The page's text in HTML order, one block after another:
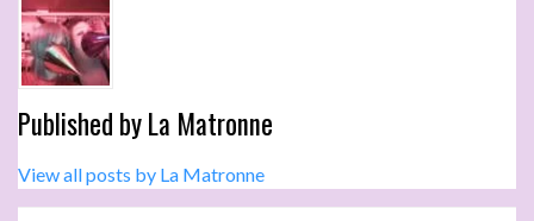
Published byLa Matronne
View all posts by La Matronne